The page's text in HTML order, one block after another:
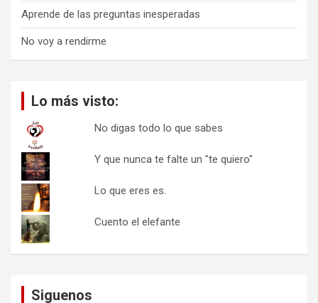
Aprende de las preguntas inesperadas
No voy a rendirme
Lo más visto:
No digas todo lo que sabes
Y que nunca te falte un "te quiero"
Lo que eres es.
Cuento el elefante
Siguenos